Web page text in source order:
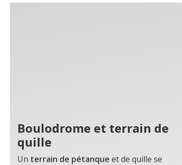
Boulodrome et terrain de
quille
Un terrain de pétanque et de quille se